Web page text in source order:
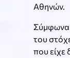
Αθηνών.
Σύμφωνα
του
που είχε